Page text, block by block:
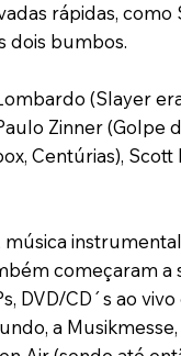
rápidas,
dois bumbos.
(Slayer
Zinner (Golpe
Centúrias),
começaram
DVD/CD´s ao
a